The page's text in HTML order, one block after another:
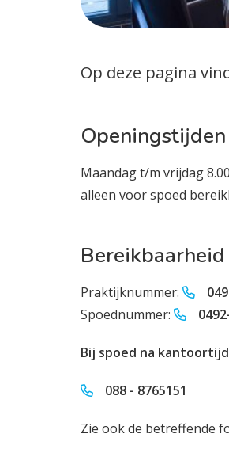
Op deze pagina
Openingstijden
Maandag t/m vrijdag
alleen voor spoed
Bereikbaarheid
Praktijknummer:
Spoednummer:
Bij spoed na
088 - 8765151
Zie ook de betreffende